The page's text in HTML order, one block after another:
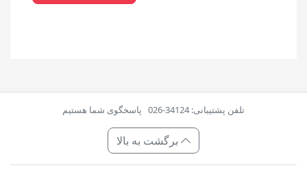
تلفن پشتیبانی: 34124-026 پاسخگوی شما هستیم